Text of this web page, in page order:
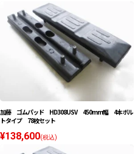
加藤 ゴムパッド HD308USV 450mm幅 4本ボル
トタイプ 78枚セット
¥138,600(税込)